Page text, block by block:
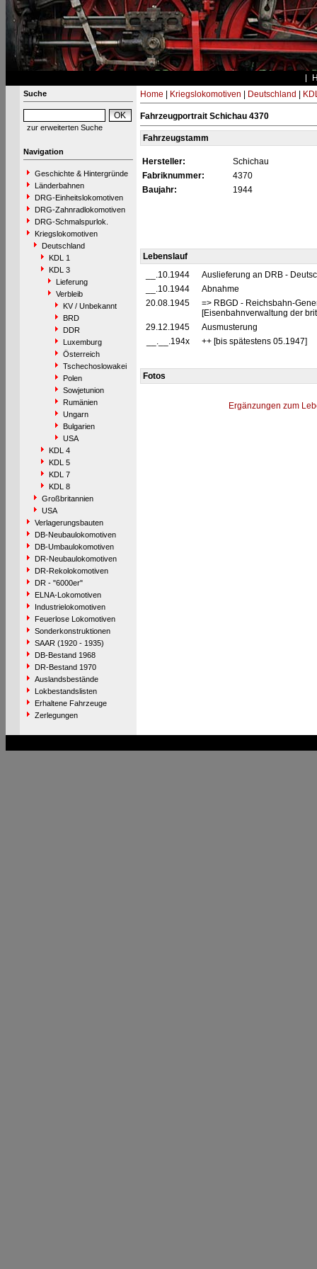
Suche
zur erweiterten Suche
Navigation
Geschichte & Hintergründe
Länderbahnen
DRG-Einheitslokomotiven
DRG-Zahnradlokomotiven
DRG-Schmalspurlok.
Kriegslokomotiven
Deutschland
KDL 1
KDL 3
Lieferung
Verbleib
KV / Unbekannt
BRD
DDR
Luxemburg
Österreich
Tschechoslowakei
Polen
Sowjetunion
Rumänien
Ungarn
Bulgarien
USA
KDL 4
KDL 5
KDL 7
KDL 8
Großbritannien
USA
Verlagerungsbauten
DB-Neubaulokomotiven
DB-Umbaulokomotiven
DR-Neubaulokomotiven
DR-Rekolokomotiven
DR - "6000er"
ELNA-Lokomotiven
Industrielokomotiven
Feuerlose Lokomotiven
Sonderkonstruktionen
SAAR (1920 - 1935)
DB-Bestand 1968
DR-Bestand 1970
Auslandsbestände
Lokbestandslisten
Erhaltene Fahrzeuge
Zerlegungen
Home Kriegslokomotiven Deutschland
Fahrzeugportrait Schichau 4370
Fahrzeugstamm
Hersteller:
Schichau
Fabriknummer:
4370
Baujahr:
1944
Lebenslauf
__.10.1944
Auslieferung an DRB -
__.10.1944
Abnahme
20.08.1945
=> RBGD - Reichsbahn-
[Eisenbahnverwaltung der
29.12.1945
Ausmusterung
__.__.194x
++ [bis spätestens 05.1947]
Fotos
Ergänzungen zum